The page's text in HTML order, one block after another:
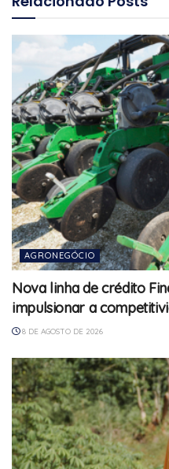
AGRONEGÓCIO
Nova linha de crédito
impulsionar a
8 DE AGOSTO DE 2026